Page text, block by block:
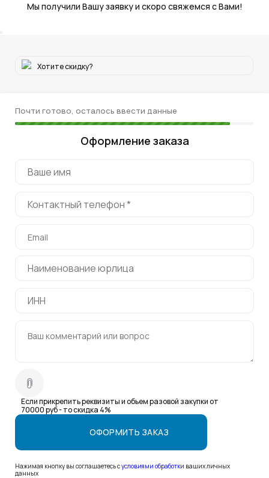
Мы получили Вашу заявку и скоро свяжемся с Вами!
Хотите скидку?
Почти готово, осталось ввести данные
Оформление заказа
Если прикрепить реквизиты и обьем разовой закупки от
70000 руб - то скидка 4%
Нажимая кнопку вы соглашаетесь сусловиями обработки ваших личных
данных